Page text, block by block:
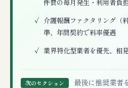
件費の毎月発生・利用者負
介護報酬ファクタリング（
準、年間契約で料率優遇
業界特化型業者を優先、相
次のセクション 最後に推奨業者